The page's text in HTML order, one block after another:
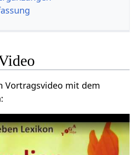
Video
Vortragsvideo mit dem
Thema Mineralien‏‎: